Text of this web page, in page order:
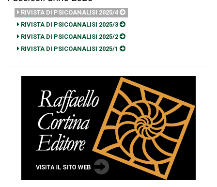
RIVISTA DI PSICOANALISI 2025/4
RIVISTA DI PSICOANALISI 2025/3
RIVISTA DI PSICOANALISI 2025/2
RIVISTA DI PSICOANALISI 2025/1